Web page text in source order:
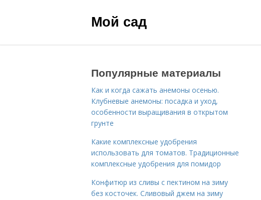
Мой сад
Популярные материалы
Как и когда сажать анемоны осенью.
Клубневые анемоны: посадка и уход,
особенности выращивания в открытом
грунте
Какие комплексные удобрения
использовать для томатов. Традиционные
комплексные удобрения для помидор
Конфитюр из сливы с пектином на зиму
без косточек. Сливовый джем на зиму